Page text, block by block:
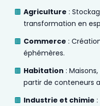
Agriculture :
transformation en
Commerce :
éphémères.
Habitation :
partir de conteneurs
Industrie et chimie